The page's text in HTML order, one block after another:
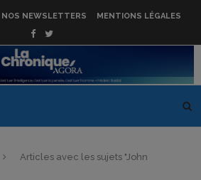
NOS NEWSLETTERS MENTIONS LÉGALES
Articles avec les sujets "John